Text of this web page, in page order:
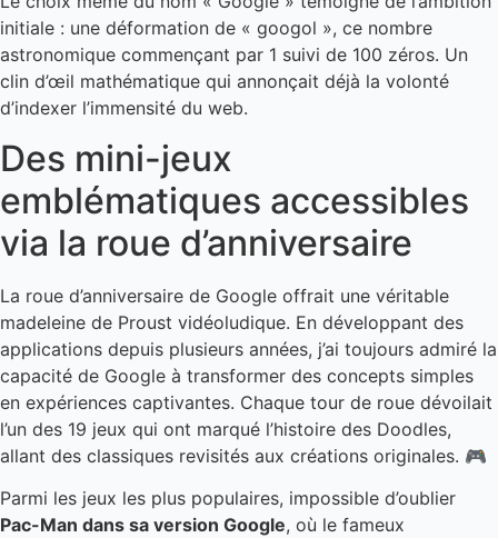
initiale : une déformation de « googol », ce nombre
astronomique commençant par 1 suivi de 100 zéros. Un
clin d’œil mathématique qui annonçait déjà la volonté
d’indexer l’immensité du web.
Des mini-jeux
emblématiques accessibles
via la roue d’anniversaire
La roue d’anniversaire de Google offrait une véritable
madeleine de Proust vidéoludique. En développant des
applications depuis plusieurs années, j’ai toujours admiré la
capacité de Google à transformer des concepts simples
en expériences captivantes. Chaque tour de roue dévoilait
l’un des 19 jeux qui ont marqué l’histoire des Doodles,
allant des classiques revisités aux créations originales. 🎮
Parmi les jeux les plus populaires, impossible d’oublier
Pac-Man dans sa version Google, où le fameux